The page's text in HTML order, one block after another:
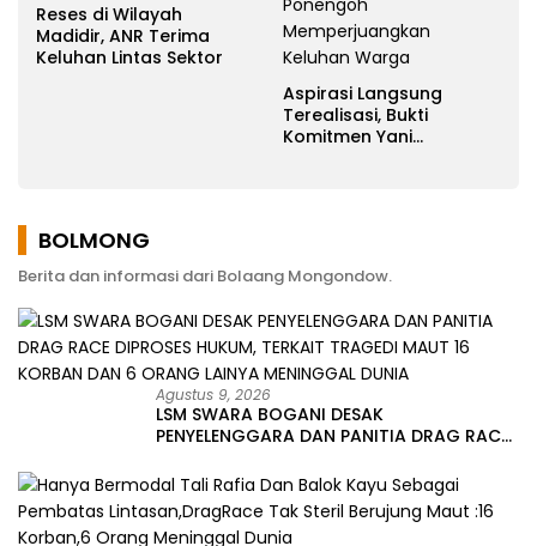
Reses di Wilayah
Madidir, ANR Terima
Keluhan Lintas Sektor
Aspirasi Langsung
Terealisasi, Bukti
Komitmen Yani
BOLMONG
Berita dan informasi dari Bolaang Mongondow.
Agustus 9, 2026
LSM SWARA BOGANI DESAK
PENYELENGGARA DAN PANITIA DRAG RACE
16 KORBAN DAN 6 ORANG LAINYA
MENINGGAL DUNIA